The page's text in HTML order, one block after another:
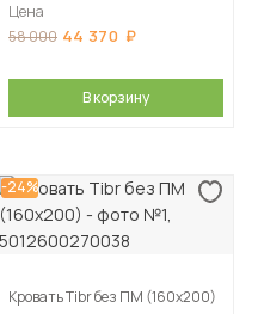
Цена
58 000 44 370
В корзину
-24%
Кровать Tibr без ПМ (160х200)